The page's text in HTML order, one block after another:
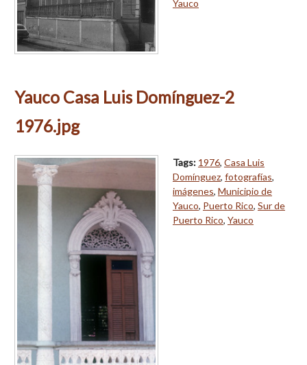
Yauco
Yauco Casa Luis Domínguez-2
1976.jpg
Tags: 1976, Casa Luis
Domínguez, fotografías,
imágenes, Municipio de
Yauco, Puerto Rico, Sur de
Puerto Rico, Yauco